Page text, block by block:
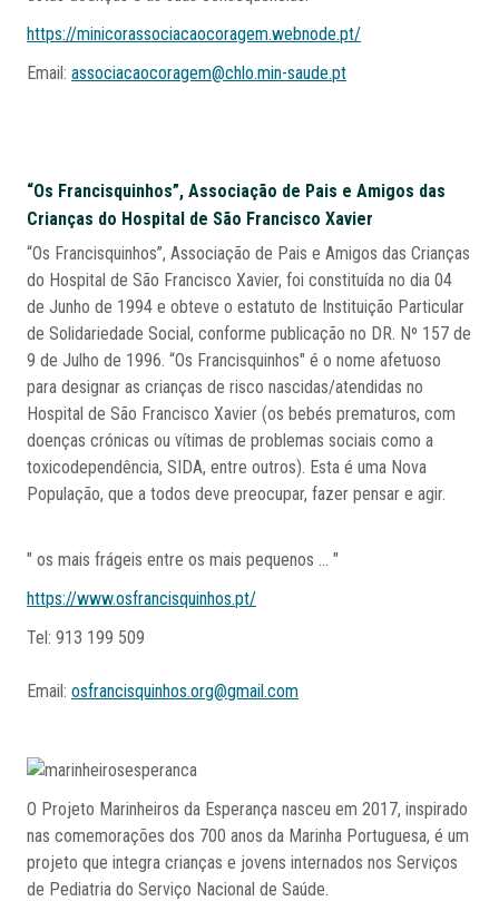
https://minicorassociacaocoragem.webnode.pt/
Email:associacaocoragem@chlo.min-saude.pt
“Os Francisquinhos”, Associação de Pais e Amigos das
Crianças do Hospital de São Francisco Xavier
“Os Francisquinhos”, Associação de Pais e Amigos das Crianças
do Hospital de São Francisco Xavier, foi constituída no dia 04
de Junho de 1994 e obteve o estatuto de Instituição Particular
de Solidariedade Social, conforme publicação no DR. Nº 157 de
9 de Julho de 1996. “Os Francisquinhos" é o nome afetuoso
para designar as crianças de risco nascidas/atendidas no
Hospital de São Francisco Xavier (os bebés prematuros, com
doenças crónicas ou vítimas de problemas sociais como a
toxicodependência, SIDA, entre outros). Esta é uma Nova
População, que a todos deve preocupar, fazer pensar e agir.
" os mais frágeis entre os mais pequenos ... "
https://www.osfrancisquinhos.pt/
Tel: 913 199 509
Email:osfrancisquinhos.org@gmail.com
O Projeto Marinheiros da Esperança nasceu em 2017, inspirado
nas comemorações dos 700 anos da Marinha Portuguesa, é um
projeto que integra crianças e jovens internados nos Serviços
de Pediatria do Serviço Nacional de Saúde.